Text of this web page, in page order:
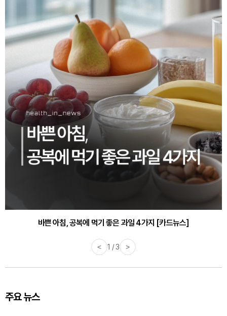
바쁜 아침, 공복에 먹기 좋은 과일 4가지 [카드뉴스]
< 1 / 3 >
주요 뉴스